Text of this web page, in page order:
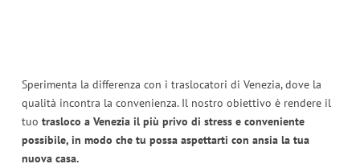
Sperimenta la differenza con i traslocatori di Venezia, dove la
qualità incontra la convenienza. Il nostro obiettivo è rendere il
tuo trasloco a Venezia il più privo di stress e conveniente
possibile, in modo che tu possa aspettarti con ansia la tua
nuova casa.